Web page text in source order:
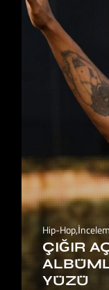
Hip-Hop,
ÇIĞIR
YÜZÜ